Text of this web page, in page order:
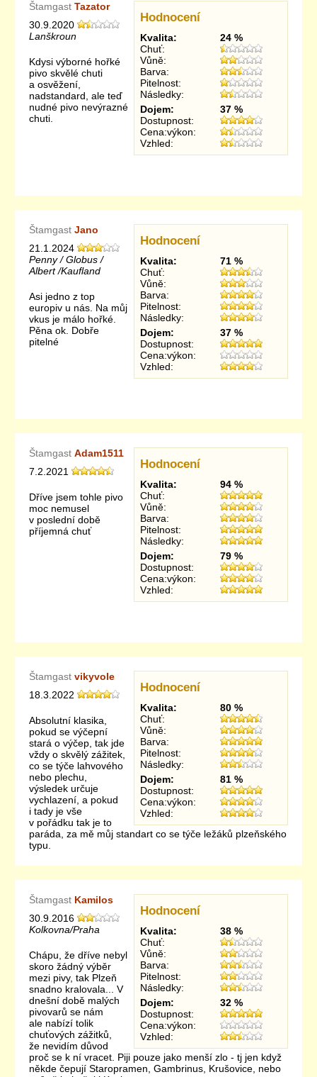
Hodnocení
Kvalita:
24 %
Chuť:
Vůně:
Barva:
Pitelnost:
Následky:
Dojem:
37 %
Dostupnost:
Cena:výkon:
Vzhled:
Štamgast Tazator
30.9.2020
Lanškroun
Kdysi výborné hořké
pivo skvělé chuti
a osvěžení,
nadstandard, ale teď
nudné pivo nevýrazné
chuti.
Hodnocení
Kvalita:
71 %
Chuť:
Vůně:
Barva:
Pitelnost:
Následky:
Dojem:
37 %
Dostupnost:
Cena:výkon:
Vzhled:
Štamgast Jano
21.1.2024
Penny / Globus /
Albert /Kaufland
Asi jedno z top
europiv u nás. Na můj
vkus je málo hořké.
Pěna ok. Dobře
pitelné
Hodnocení
Kvalita:
94 %
Chuť:
Vůně:
Barva:
Pitelnost:
Následky:
Dojem:
79 %
Dostupnost:
Cena:výkon:
Vzhled:
Štamgast Adam1511
7.2.2021
Dříve jsem tohle pivo
moc nemusel
v poslední době
příjemná chuť
Hodnocení
Kvalita:
80 %
Chuť:
Vůně:
Barva:
Pitelnost:
Následky:
Dojem:
81 %
Dostupnost:
Cena:výkon:
Vzhled:
Štamgast vikyvole
18.3.2022
Absolutní klasika,
pokud se výčepní
stará o výčep, tak jde
vždy o skvělý zážitek,
co se týče lahvového
nebo plechu,
výsledek určuje
vychlazení, a pokud
i tady je vše
v pořádku tak je to
paráda, za mě můj standart co se týče ležáků plzeňského
typu.
Hodnocení
Kvalita:
38 %
Chuť:
Vůně:
Barva:
Pitelnost:
Následky:
Dojem:
32 %
Dostupnost:
Cena:výkon:
Vzhled:
Štamgast Kamilos
30.9.2016
Kolkovna/Praha
Chápu, že dříve nebyl
skoro žádný výběr
mezi pivy, tak Plzeň
snadno kralovala... V
dnešní době malých
pivovarů se nám
ale nabízí tolik
chuťových zážitků,
že nevidím důvod
proč se k ní vracet. Piji pouze jako menší zlo - tj jen když
někde čepují Staropramen, Gambrinus, Krušovice, nebo